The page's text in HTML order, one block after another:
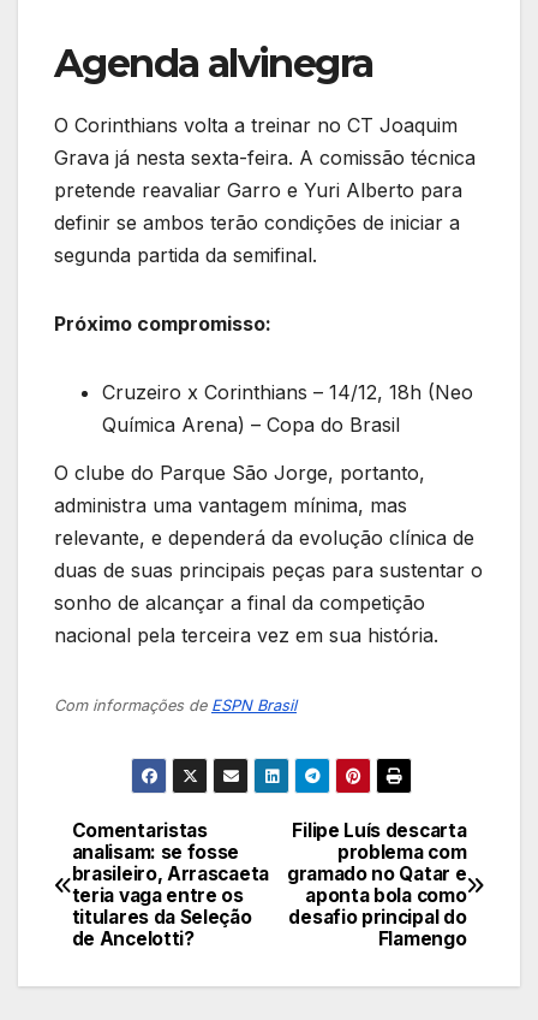
Agenda alvinegra
O Corinthians volta a treinar no CT Joaquim
Grava já nesta sexta-feira. A comissão técnica
pretende reavaliar Garro e Yuri Alberto para
definir se ambos terão condições de iniciar a
segunda partida da semifinal.
Próximo compromisso:
Cruzeiro x Corinthians – 14/12, 18h (Neo
Química Arena) – Copa do Brasil
O clube do Parque São Jorge, portanto,
administra uma vantagem mínima, mas
relevante, e dependerá da evolução clínica de
duas de suas principais peças para sustentar o
sonho de alcançar a final da competição
nacional pela terceira vez em sua história.
Com informações de ESPN Brasil
Navegação
de
Post
Filipe Luís descarta
problema com
gramado no Qatar e
aponta bola como
desafio principal do
Flamengo
Comentaristas
analisam: se fosse
brasileiro, Arrascaeta
teria vaga entre os
titulares da Seleção
de Ancelotti?